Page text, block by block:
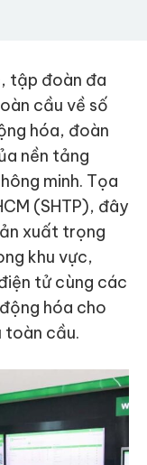
tập đoàn đa
cầu về số
hóa, đoàn
nền tảng
minh. Tọa
(SHTP), đây
xuất trọng
khu vực,
tử cùng các
hóa cho
toàn cầu.